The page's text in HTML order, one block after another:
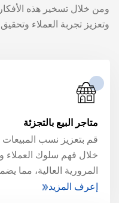
ومن خلال تسخير هذه
وتعزيز تجربة العملاء
متاجر البيع بالتجزئة
قم بتعزيز نسب
خلال فهم سلوك العملاء
المرورية العالية، مما
إعرف المزيد